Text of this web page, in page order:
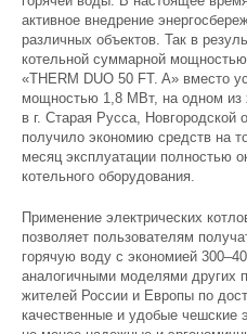
активное внедрение
различных объектов. Так в
котельной суммарной
«THERM DUO 50 FT. A» вместо
мощностью 1,8 МВт, на одном из
в г. Старая Русса, Новгородской
получило экономию средств на
месяц эксплуатации полностью
котельного оборудования.
Применение электрических
позволяет пользователям
горячую воду с экономией
аналогичными моделями других
жителей России и Европы по
качественные и удобые чешские